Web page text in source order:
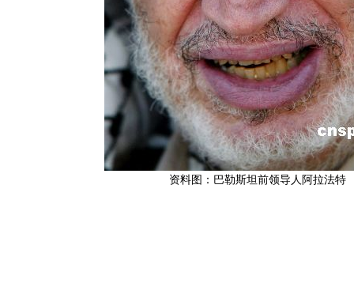
资料图：巴勒斯坦前领导人阿拉法特